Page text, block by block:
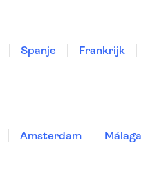
Spanje Frankrijk
Amsterdam Málaga